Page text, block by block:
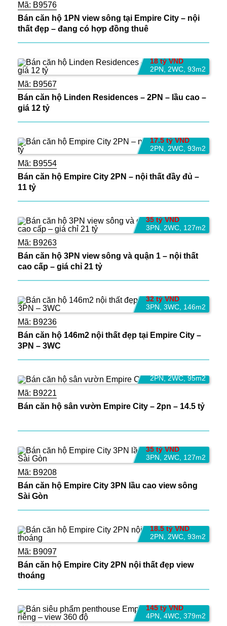
Mã: B9576
Bán căn hộ 1PN view sông tại Empire City – nội
thất đẹp – đang có hợp đồng thuê
18 tỷ VND
2PN
2WC, 93m2
Mã: B9567
Bán căn hộ Linden Residences – 2PN – lầu cao –
giá 12 tỷ
17.5 tỷ VND
2PN
2WC, 93m2
Mã: B9554
Bán căn hộ Empire City 2PN – nội thất đầy đủ –
11 tỷ
35 tỷ VND
3PN
2WC, 127m2
Mã: B9263
Bán căn hộ 3PN view sông và quận 1 – nội thất
cao cấp – giá chỉ 21 tỷ
32 tỷ VND
3PN 3WC, 146m2
Mã: B9236
Bán căn hộ 146m2 nội thất đẹp tại Empire City –
3PN – 3WC
2PN,2WC,95m2
Mã: B9221
Bán căn hộ sân vườn Empire City – 2pn – 14.5 tỷ
35 tỷ VND
3PN
2WC, 127m2
Mã: B9208
Bán căn hộ Empire City 3PN lầu cao view sông
Sài Gòn
18.5 tỷ VND
2PN
2WC, 93m2
Mã: B9097
Bán căn hộ Empire City 2PN nội thất đẹp view
thoáng
145 tỷ VND
4PN 4WC, 379m2